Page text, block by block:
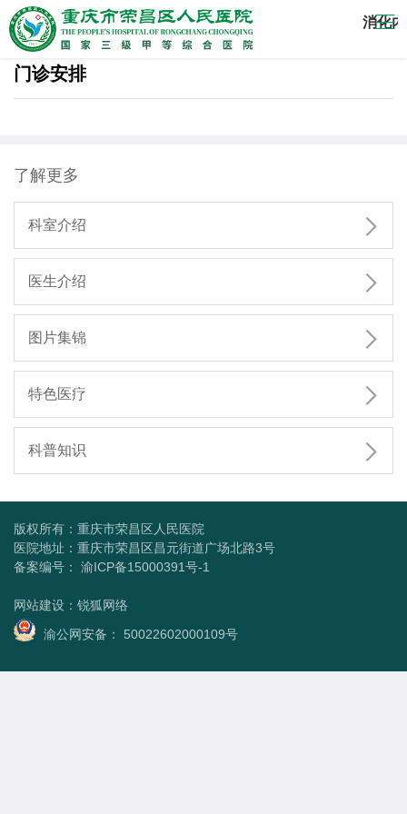
消化
门诊安排
了解更多
科室介绍 
医生介绍 
图片集锦 
特色医疗 
科普知识 
版权所有：重庆市荣昌区人民医院
医院地址：重庆市荣昌区昌元街道广场北路3号
备案编号：
渝ICP备15000391号-1
网站建设 ： 锐狐网络
渝公网安备： 50022602000109号